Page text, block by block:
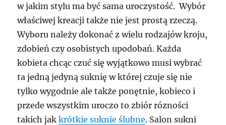
w jakim stylu ma być sama uroczystość. Wybór
właściwej kreacji także nie jest prostą rzeczą.
Wyboru należy dokonać z wielu rodzajów kroju,
zdobień czy osobistych upodobań. Każda
kobieta chcąc czuć się wyjątkowo musi wybrać
ta jedną jedyną suknię w której czuje się nie
tylko wygodnie ale także ponętnie, kobieco i
przede wszystkim uroczo to zbiór rózności
takich jakkrótkie suknie ślubne. Salon sukni